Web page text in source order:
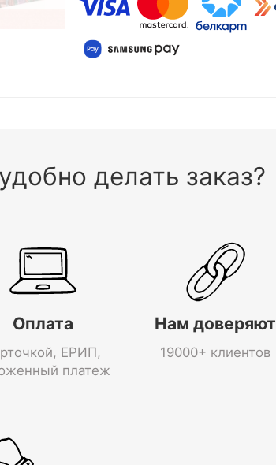
удобно делать заказ?
Оплата
ЕРИП,
платеж
Нам доверяют
19000+ клиентов